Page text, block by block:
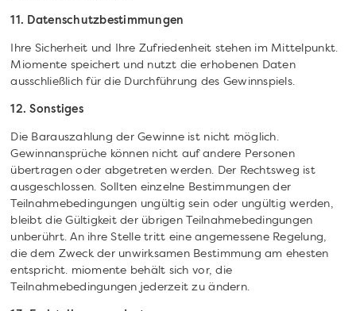
11. Datenschutzbestimmungen
Ihre Sicherheit und Ihre Zufriedenheit stehen im Mittelpunkt.
Miomente speichert und nutzt die erhobenen Daten
ausschließlich für die Durchführung des Gewinnspiels.
12. Sonstiges
Die Barauszahlung der Gewinne ist nicht möglich.
Gewinnansprüche können nicht auf andere Personen
übertragen oder abgetreten werden. Der Rechtsweg ist
ausgeschlossen. Sollten einzelne Bestimmungen der
Teilnahmebedingungen ungültig sein oder ungültig werden,
bleibt die Gültigkeit der übrigen Teilnahmebedingungen
unberührt. An ihre Stelle tritt eine angemessene Regelung,
die dem Zweck der unwirksamen Bestimmung am ehesten
entspricht. miomente behält sich vor, die
Teilnahmebedingungen jederzeit zu ändern.